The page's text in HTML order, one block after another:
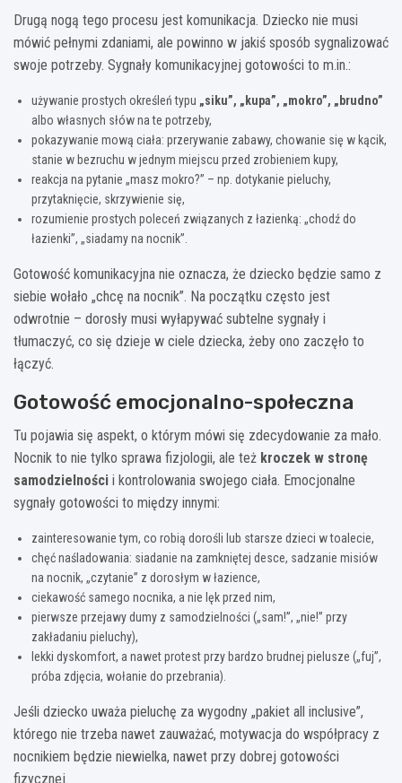
Drugą nogą tego procesu jest komunikacja. Dziecko nie musi
mówić pełnymi zdaniami, ale powinno w jakiś sposób sygnalizować
swoje potrzeby. Sygnały komunikacyjnej gotowości to m.in.:
używanie prostych określeń typu „siku”, „kupa”, „mokro”, „brudno”
albo własnych słów na te potrzeby,
pokazywanie mową ciała: przerywanie zabawy, chowanie się w kącik,
stanie w bezruchu w jednym miejscu przed zrobieniem kupy,
reakcja na pytanie „masz mokro?” – np. dotykanie pieluchy,
przytaknięcie, skrzywienie się,
rozumienie prostych poleceń związanych z łazienką: „chodź do
łazienki”, „siadamy na nocnik”.
Gotowość komunikacyjna nie oznacza, że dziecko będzie samo z
siebie wołało „chcę na nocnik”. Na początku często jest
odwrotnie – dorosły musi wyłapywać subtelne sygnały i
tłumaczyć, co się dzieje w ciele dziecka, żeby ono zaczęło to
łączyć.
Gotowość emocjonalno-społeczna
Tu pojawia się aspekt, o którym mówi się zdecydowanie za mało.
Nocnik to nie tylko sprawa fizjologii, ale też kroczek w stronę
samodzielności i kontrolowania swojego ciała. Emocjonalne
sygnały gotowości to między innymi:
zainteresowanie tym, co robią dorośli lub starsze dzieci w toalecie,
chęć naśladowania: siadanie na zamkniętej desce, sadzanie misiów
na nocnik, „czytanie” z dorosłym w łazience,
ciekawość samego nocnika, a nie lęk przed nim,
pierwsze przejawy dumy z samodzielności („sam!”, „nie!” przy
zakładaniu pieluchy),
lekki dyskomfort, a nawet protest przy bardzo brudnej pielusze („fuj”,
próba zdjęcia, wołanie do przebrania).
Jeśli dziecko uważa pieluchę za wygodny „pakiet all inclusive”,
którego nie trzeba nawet zauważać, motywacja do współpracy z
nocnikiem będzie niewielka, nawet przy dobrej gotowości
fizycznej.